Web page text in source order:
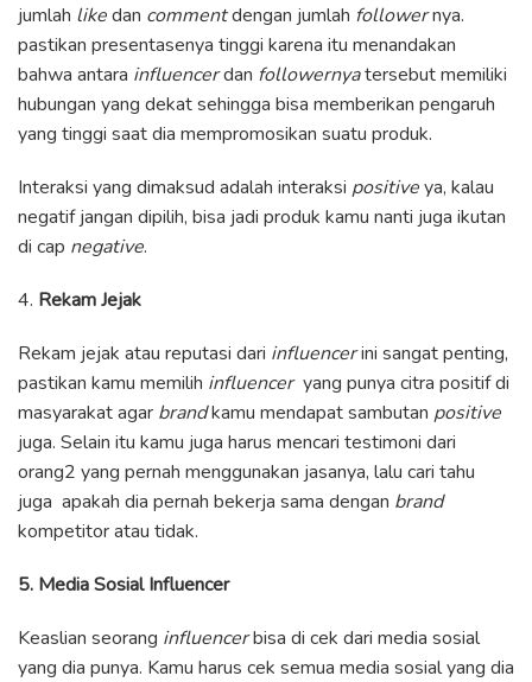
jumlah likedan commentdengan jumlah followernya.
pastikan presentasenya tinggi karena itu menandakan
bahwa antara influencerdan followernyatersebut memiliki
hubungan yang dekat sehingga bisa memberikan pengaruh
yang tinggi saat dia mempromosikan suatu produk.
Interaksi yang dimaksud adalah interaksi positiveya, kalau
negatif jangan dipilih, bisa jadi produk kamu nanti juga ikutan
di cap negative.
4. Rekam Jejak
Rekam jejak atau reputasi dari influencerini sangat penting,
pastikan kamu memilih influencer yang punya citra positif di
masyarakat agar brandkamu mendapat sambutan positive
juga. Selain itu kamu juga harus mencari testimoni dari
orang2 yang pernah menggunakan jasanya, lalu cari tahu
juga apakah dia pernah bekerja sama dengan brand
kompetitor atau tidak.
5. Media Sosial Influencer
Keaslian seorang influencerbisa di cek dari media sosial
yang dia punya. Kamu harus cek semua media sosial yang dia